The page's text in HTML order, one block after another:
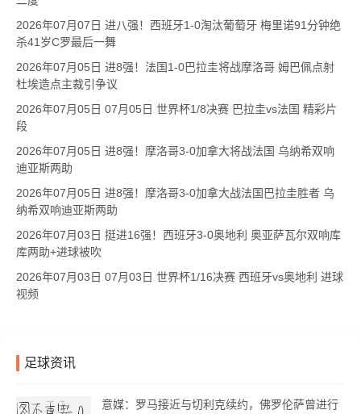
2026年07月07日 进八强！西班牙1-0淘汰葡萄牙 梅里诺91分钟绝
杀41岁C罗最后一舞
2026年07月05日 进8强！法国1-0巴拉圭将战摩洛哥 姆巴佩点射
杜埃造点主裁引争议
2026年07月05日 07月05日 世界杯1/8决赛 巴拉圭vs法国 精彩片
段
2026年07月05日 进8强！摩洛哥3-0加拿大将战法国 乌纳希双响
迪亚斯两助
2026年07月05日 进8强！摩洛哥3-0加拿大战法国巴拉圭胜者 乌
纳希双响迪亚斯两助
2026年07月03日 挺进16强！西班牙3-0奥地利 奥亚萨瓦尔双响库
库两助+进球被吹
2026年07月03日 07月03日 世界杯1/16决赛 西班牙vs奥地利 进球
视频
足球资讯
意媒：罗马接近与切利克续约，佛罗伦萨曾进行